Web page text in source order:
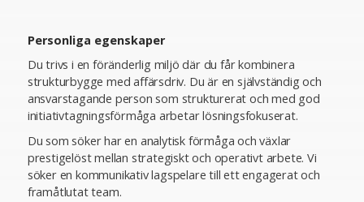
Personliga egenskaper
Du trivs i en föränderlig miljö där du får kombinera
strukturbygge med affärsdriv. Du är en självständig och
ansvarstagande person som strukturerat och med god
initiativtagningsförmåga arbetar lösningsfokuserat.
Du som söker har en analytisk förmåga och växlar
prestigelöst mellan strategiskt och operativt arbete. Vi
söker en kommunikativ lagspelare till ett engagerat och
framåtlutat team.